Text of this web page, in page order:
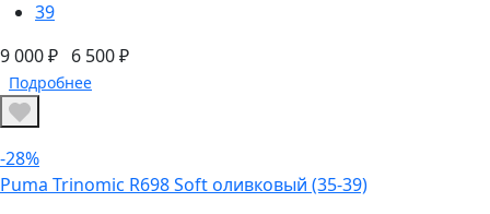
39
9 000 ₽ 6 500 ₽
Подробнее
-28%
Puma Trinomic R698 Soft оливковый (35-39)